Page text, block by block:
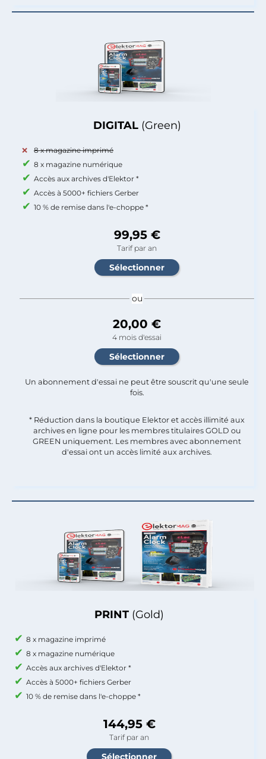
PRINT (Gold)
8 x magazine imprimé
8 x magazine numérique
Accès aux archives d'Elektor *
Accès à 5000+ fichiers Gerber
10 % de remise dans l'e-choppe *
144,95 €
Tarif par an
DIGITAL (Green)
8 x magazine imprimé
8 x magazine numérique
Accès aux archives d'Elektor *
Accès à 5000+ fichiers Gerber
10 % de remise dans l'e-choppe *
99,95 €
Tarif par an
ou
20,00 €
4 mois d'essai
Un abonnement d'essai ne peut être souscrit qu'une seule
fois.​
* Réduction dans la boutique Elektor et accès illimité aux
archives en ligne pour les membres titulaires GOLD ou
GREEN uniquement. Les membres avec abonnement
d'essai ont un accès limité aux archives.